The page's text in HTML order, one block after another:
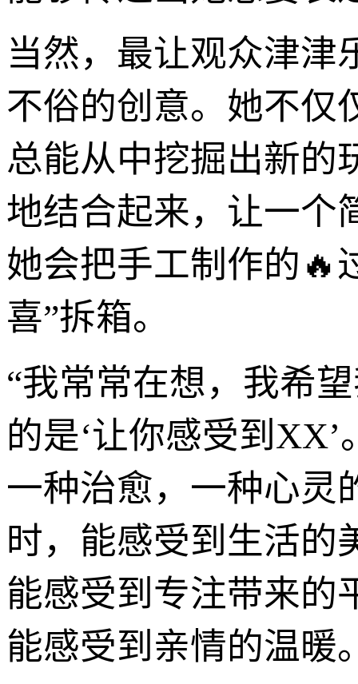
当然，最让观众津津
不俗的创意。她不仅
总能从中挖掘出新的
地结合起来，让一个
她会把手工制作的🔥
喜”拆箱。
“我常常在想，我希
的是‘让你感受到
一种治愈，一种心灵
时，能感受到生活的
能感受到专注带来的
能感受到亲情的温暖